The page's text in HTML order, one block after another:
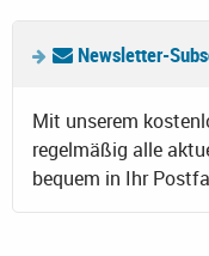
Newsletter-
Mit unserem
regelmäßig alle
bequem in Ihr